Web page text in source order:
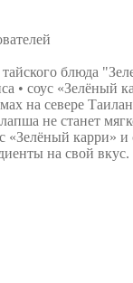
блюда
• соус
на севере
не станет
«Зелёный
на свой вкус.